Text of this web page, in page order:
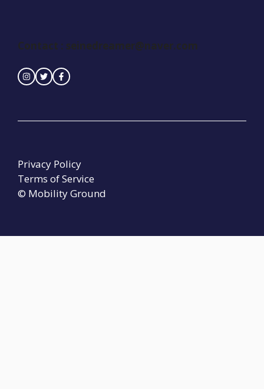
Contact : seinedreamer@naver.com
© Mobility Ground
Privacy Policy
Terms of Service